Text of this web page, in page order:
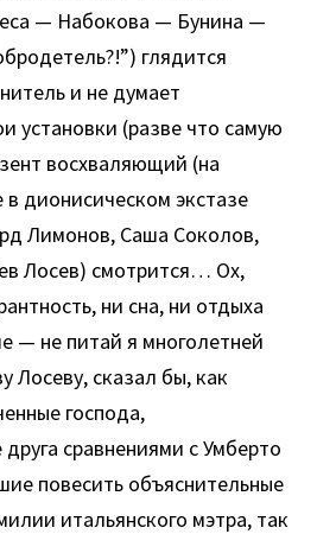
— Набокова — Бунина —
глядится
и не думает
установки (разве что самую
восхваляющий (на
дионисическом экстазе
Лимонов, Саша Соколов,
Лосев) смотрится… Ох,
ни сна, ни отдыха
— не питай я многолетней
Лосеву, сказал бы, как
господа,
сравнениями с Умберто
повесить объяснительные
итальянского мэтра, так